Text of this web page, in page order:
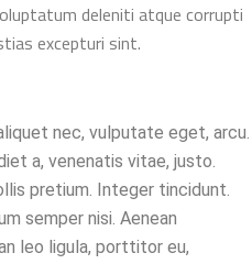
deleniti atque corrupti
excepturi sint.
nec, vulputate eget, arcu.
a, venenatis vitae, justo.
pretium. Integer tincidunt.
semper nisi. Aenean
leo ligula, porttitor eu,